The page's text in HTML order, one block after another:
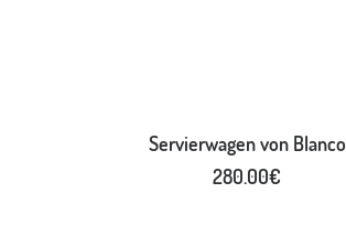
IN DEN WARENKORB
Servierwagen von Blanco
280.00€